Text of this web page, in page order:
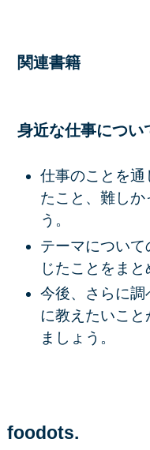
関連書籍
身近な仕事につい
仕事のことを通
たこと、難しか
う。
テーマについ
じたことをまと
今後、さらに調
に教えたいこ
ましょう。
foodots.